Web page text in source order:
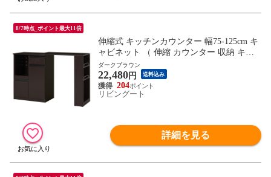
8/7時点_ポイント最大11倍
伸縮式 キッチンカウンター 幅75-125cm キ
ャビネット （ 伸縮 カウンター 収納 キッ
チン 棚 ラック 家電収納 省スペース コン
セント付 引き出し 可動棚 ダークブラウン
ナチュラル ホワイト ） 【ダークブラウ
ン】
ダークブラウン
22,480円 送料込み
204
リビングート
詳細を見る